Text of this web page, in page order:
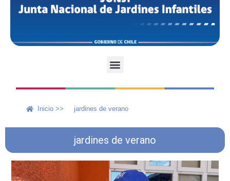
Inicio >> jardines de verano
jardines de verano